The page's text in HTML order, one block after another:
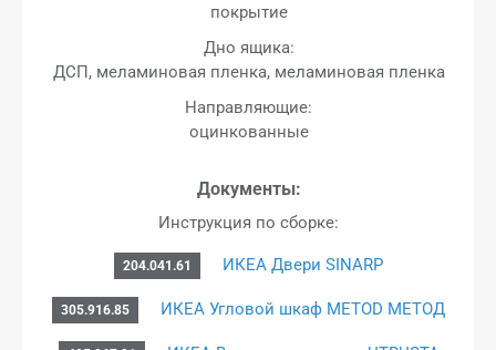
покрытие
Дно ящика:
ДСП, меламиновая пленка, меламиновая пленка
Направляющие:
оцинкованные
Документы:
Инструкция по сборке:
204.041.61 ИКЕА Двери SINARP
305.916.85 ИКЕА Угловой шкаф METOD МЕТОД